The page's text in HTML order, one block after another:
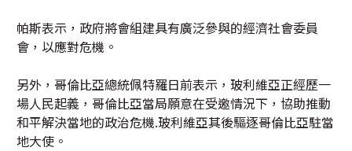
帕斯表示，政府將會組建具有廣泛參與的經濟社會委員
會，以應對危機。
另外，哥倫比亞總統佩特羅日前表示，玻利維亞正經歷一
場人民起義，哥倫比亞當局願意在受邀情況下，協助推動
和平解決當地的政治危機.玻利維亞其後驅逐哥倫比亞駐當
地大使。